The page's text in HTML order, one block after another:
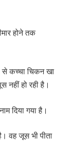
होने तक
से कच्चा चिकन खा
नहीं हो रही है।
दिया गया है।
वह जूस भी पीता